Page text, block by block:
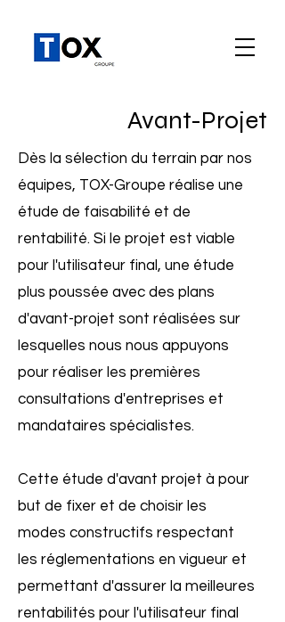
Avant-Projet
Dès la sélection du terrain par nos
équipes, TOX-Groupe réalise une
étude de faisabilité et de
rentabilité. Si le projet est viable
pour l'utilisateur final, une étude
plus poussée avec des plans
d'avant-projet sont réalisées sur
lesquelles nous nous appuyons
pour réaliser les premières
consultations d'entreprises et
mandataires spécialistes.
Cette étude d'avant projet à pour
but de fixer et de choisir les
modes constructifs respectant
les réglementations en vigueur et
permettant d'assurer la meilleures
rentabilités pour l'utilisateur final